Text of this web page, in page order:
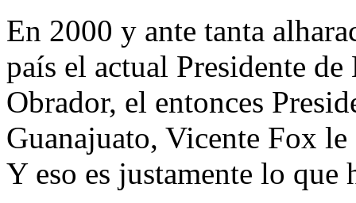
En 2000 y ante tanta
país el actual Presidente
Obrador, el entonces
Guanajuato, Vicente Fox
Y eso es justamente lo que